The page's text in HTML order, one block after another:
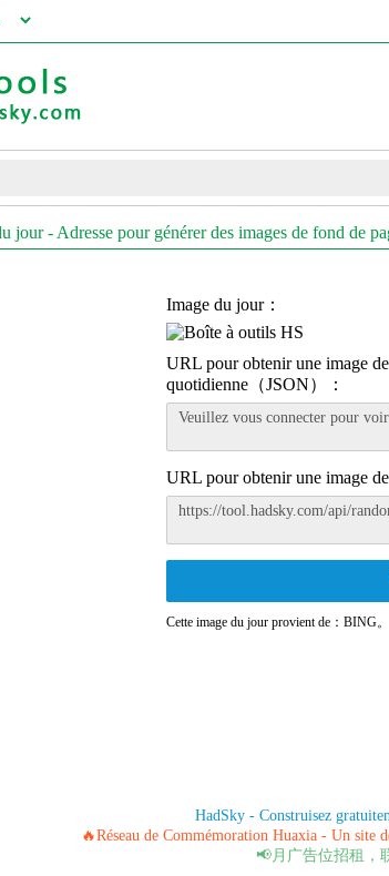
jour - Adresse pour générer des images de fond de
Image du jour：
URL pour obtenir une image
quotidienne（JSON）：
URL pour obtenir une image
Cette image du jour provient de：BING。
HadSky - Construisez
🔥Réseau de Commémoration Huaxia - Un site
📢月广告位招租，